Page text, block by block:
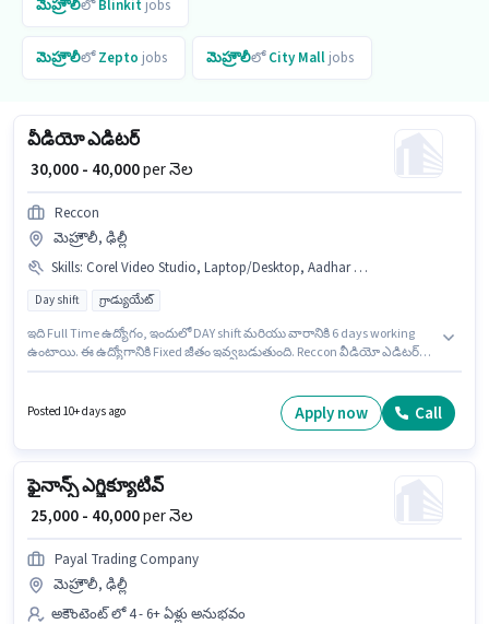
మెహ్రౌలీలోBlinkit jobs
మెహ్రౌలీలోZepto jobs మెహ్రౌలీలోCity Mall jobs
వీడియో ఎడిటర్
₹ 30,000 - 40,000per నెల
Reccon
మెహ్రౌలీ, ఢిల్లీ
Skills: Corel Video Studio, Laptop/Desktop, Aadhar Card, Bank Account, Magix Movie, CorelDraw, PAN Card, Adobe Photoshop
Day shift గ్రాడ్యుయేట్
ఇది Full Time ఉద్యోగం, ఇందులో DAY shift మరియు వారానికి 6 days working
ఉంటాయి. ఈ ఉద్యోగానికి Fixed జీతం ఇవ్వబడుతుంది. Reccon వీడియో ఎడిటర్
Video Studio, Magix Movie వంటి నైపుణ్యాలు ఉండాలి. ఈ ఉద్యోగం మెహ్రౌలీ, ఢిల్లీ
లో ఉంది. ఈ ఉద్యోగానికి Laptop/Desktop కలిగి ఉండటం ముఖ్యం.
Posted 10+ days ago Apply now Call
ఫైనాన్స్ ఎగ్జిక్యూటివ్
₹ 25,000 - 40,000per నెల
Payal Trading Company
మెహ్రౌలీ, ఢిల్లీ
అకౌంటెంట్ లో 4 - 6+ ఏళ్లు అనుభవం